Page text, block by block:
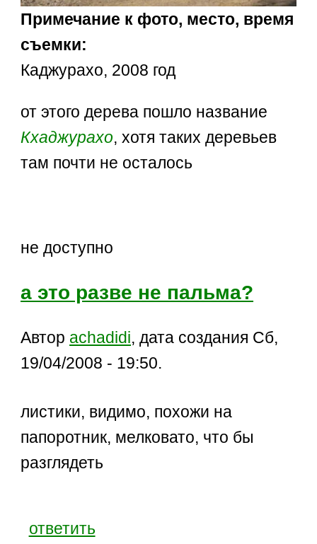
Примечание к фото, место, время
съемки:
Каджурахо, 2008 год
от этого дерева пошло название
Кхаджурахо, хотя таких деревьев
там почти не осталось
не доступно
а это разве не пальма?
Автор achadidi, дата создания Сб,
19/04/2008 - 19:50.
листики, видимо, похожи на
папоротник, мелковато, что бы
разглядеть
ответить